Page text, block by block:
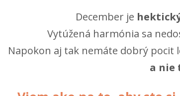
December je
Vytúžená harmónia sa
Napokon aj tak nemáte dobrý pocit
a nie